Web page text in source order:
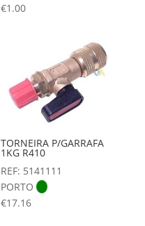
€1.00
TORNEIRA P/GARRAFA
1KG R410
REF: 5141111
PORTO
€17.16